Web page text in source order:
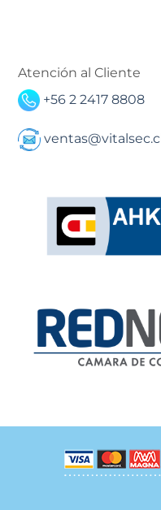
Atención al Cliente
+56 2 2417 8808
ventas@vitalsec.cl